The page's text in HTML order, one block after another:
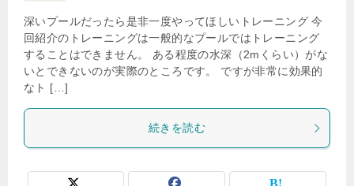
深いプールだったら是非一度やってほしいトレーニング 今
回紹介のトレーニングは一般的なプールではトレーニング
することはできません。 ある程度の水深（2mくらい）がな
いとできないのが実際のところです。 ですが非常に効果的
なト […]
続きを読む